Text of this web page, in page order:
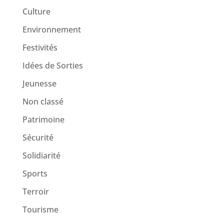
Culture
Environnement
Festivités
Idées de Sorties
Jeunesse
Non classé
Patrimoine
Sécurité
Solidiarité
Sports
Terroir
Tourisme